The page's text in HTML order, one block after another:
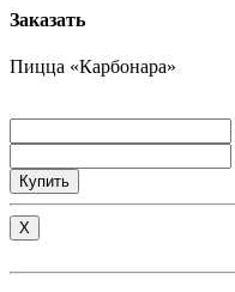
Заказать
Пицца «Карбонара»
Купить
X